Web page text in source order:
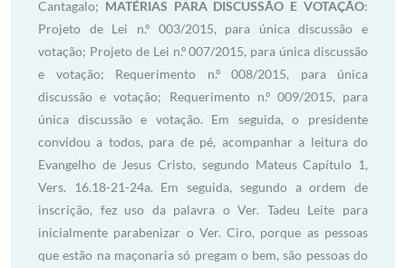
Cantagalo; MATÉRIAS PARA DISCUSSÃO E VOTAÇÃO:
Projeto de Lei n.º 003/2015, para única discussão e
votação; Projeto de Lei n.º 007/2015, para única discussão
e votação; Requerimento n.º 008/2015, para única
discussão e votação; Requerimento n.º 009/2015, para
única discussão e votação. Em seguida, o presidente
convidou a todos, para de pé, acompanhar a leitura do
Evangelho de Jesus Cristo, segundo Mateus Capítulo 1,
Vers. 16.18-21-24a. Em seguida, segundo a ordem de
inscrição, fez uso da palavra o Ver. Tadeu Leite para
inicialmente parabenizar o Ver. Ciro, porque as pessoas
que estão na maçonaria só pregam o bem, são pessoas do